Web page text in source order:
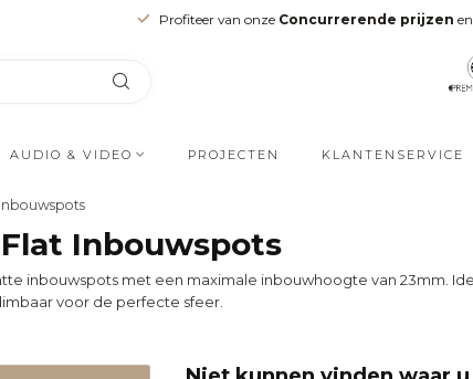
Profiteer van onze Concurrerende prijzen en
AUDIO & VIDEO PROJECTEN KLANTENSERVICE
Inbouwspots
inbouwspots met een maximale inbouwhoogte van 23mm.
voor de perfecte sfeer.